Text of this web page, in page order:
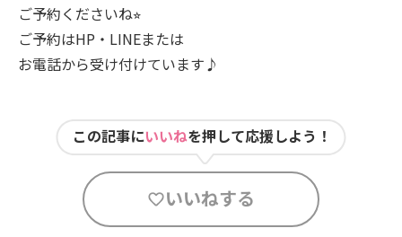
ご予約くださいね⭐︎
ご予約はHP・LINEまたは
お電話から受け付けています♪
この記事にいいねを押して応援しよう！
いいねする